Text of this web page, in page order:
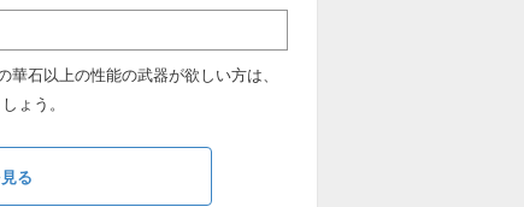
石以上の性能の武器が欲しい方は、
ょう。
る